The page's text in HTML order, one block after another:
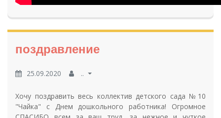
поздравление
25.09.2020 ..
Хочу поздравить весь коллектив детского сада №10
"Чайка" с Днем дошкольного работника! Огромное